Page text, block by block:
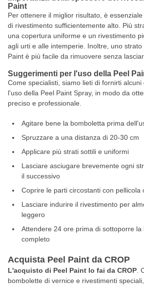
Paint
Per ottenere il miglior risultato, è
di rivestimento sufficientemente alto. Più
una copertura uniforme e un rivestimento
agli urti e alle intemperie. Inoltre, uno
Paint è più facile da rimuovere senza
Suggerimenti per l'uso della Peel
Come specialisti, siamo lieti di fornirti
l'uso della Peel Paint Spray, in modo da
preciso e professionale.
Agitare bene la bomboletta prima
Spruzzare a una distanza di 20-30 cm
Applicare più strati sottili e uniformi
Lasciare asciugare brevemente ogni
il successivo
Coprire le parti circostanti con pellicola
Lasciare indurire il rivestimento per
leggero
Attendere 24 ore prima di sottoporre la
completo
Acquista Peel Paint da CROP
L'acquisto di Peel Paint lo fai da CROP .
bombolette di vernice e rivestimenti